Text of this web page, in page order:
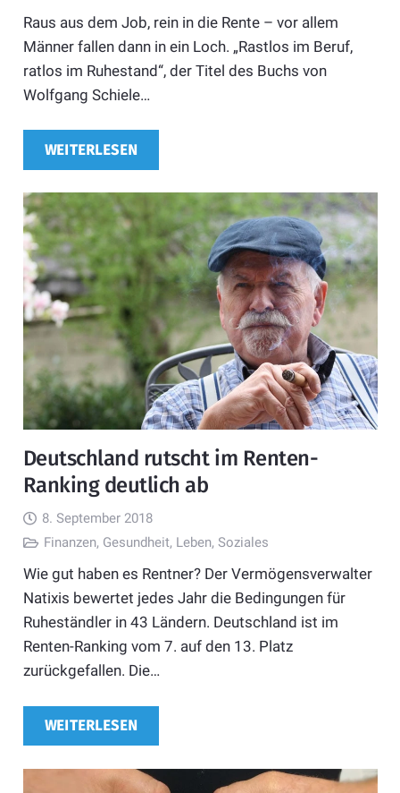
Raus aus dem Job, rein in die Rente – vor allem
Männer fallen dann in ein Loch. „Rastlos im Beruf,
ratlos im Ruhestand“, der Titel des Buchs von
Wolfgang Schiele…
WEITERLESEN
Deutschland rutscht im Renten-
Ranking deutlich ab
8. September 2018
Finanzen, Gesundheit, Leben, Soziales
Wie gut haben es Rentner? Der Vermögensverwalter
Natixis bewertet jedes Jahr die Bedingungen für
Ruheständler in 43 Ländern. Deutschland ist im
Renten-Ranking vom 7. auf den 13. Platz
zurückgefallen. Die…
WEITERLESEN